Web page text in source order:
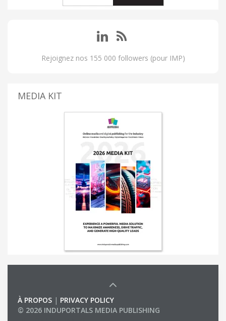
Rejoignez nos 155 000 followers (pour IMP)
MEDIA KIT
À PROPOS | PRIVACY POLICY
© 2026 INDUPORTALS MEDIA PUBLISHING